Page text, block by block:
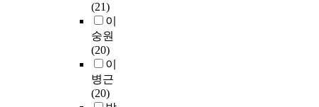
(21)
이
숭원
(20)
이
병근
(20)